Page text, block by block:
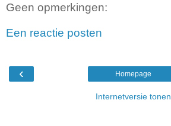
Geen opmerkingen:
Een reactie posten
‹ Homepage
Internetversie tonen